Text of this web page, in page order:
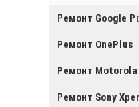
Ремонт Google
Ремонт OnePlus
Ремонт Motorola
Ремонт Sony